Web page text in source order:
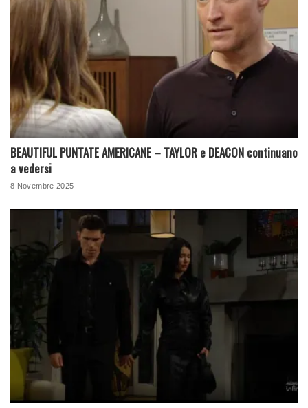
BEAUTIFUL PUNTATE AMERICANE – TAYLOR e DEACON continuano
a vedersi
8 Novembre 2025